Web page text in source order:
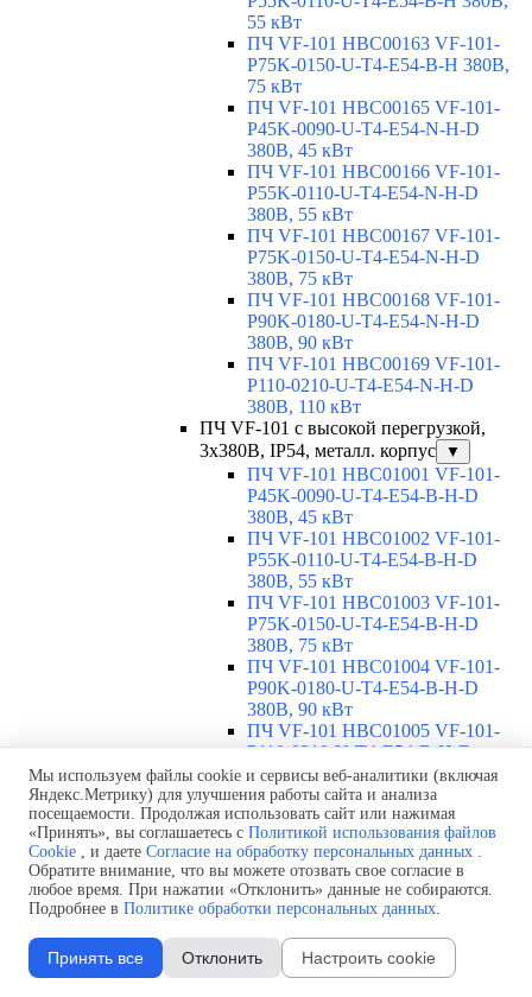
55 кВт
ПЧ VF-101 HBC00163 VF-101-
P75K-0150-U-T4-E54-B-H 380В,
75 кВт
ПЧ VF-101 HBC00165 VF-101-
P45K-0090-U-T4-E54-N-H-D
380В, 45 кВт
ПЧ VF-101 HBC00166 VF-101-
P55K-0110-U-T4-E54-N-H-D
380В, 55 кВт
ПЧ VF-101 HBC00167 VF-101-
P75K-0150-U-T4-E54-N-H-D
380В, 75 кВт
ПЧ VF-101 HBC00168 VF-101-
P90K-0180-U-T4-E54-N-H-D
380В, 90 кВт
ПЧ VF-101 HBC00169 VF-101-
P110-0210-U-T4-E54-N-H-D
380В, 110 кВт
ПЧ VF-101 с высокой перегрузкой,
3х380В, IP54, металл. корпус
▼
ПЧ VF-101 HBC01001 VF-101-
P45K-0090-U-T4-E54-B-H-D
380В, 45 кВт
ПЧ VF-101 HBC01002 VF-101-
P55K-0110-U-T4-E54-B-H-D
380В, 55 кВт
ПЧ VF-101 HBC01003 VF-101-
P75K-0150-U-T4-E54-B-H-D
380В, 75 кВт
ПЧ VF-101 HBC01004 VF-101-
P90K-0180-U-T4-E54-B-H-D
380В, 90 кВт
ПЧ VF-101 HBC01005 VF-101-
P110-0210-U-T4-E54-B-H-D
380В, 110 кВт
ПЧ VF-101 с высокой перегрузкой,
1х220В, IP54 ▼
ПЧ VF-101 HBC00101 VF-101-
PK75-0004-U-S2-E54-B-H 220В,
0,75 кВт
ПЧ VF-101 HBC00102 VF-101-
1,5 кВт
ПЧ VF-101 HBC00103 VF-101-
Мы используем файлы cookie и сервисы веб-аналитики (включая
Яндекс.Метрику) для улучшения работы сайта и анализа
посещаемости. Продолжая использовать сайт или нажимая
«Принять», вы соглашаетесь с Политикой использования файлов
Cookie , и даете Согласие на обработку персональных данных .
Обратите внимание, что вы можете отозвать свое согласие в
любое время. При нажатии «Отклонить» данные не собираются.
Подробнее в Политике обработки персональных данных.
Принять все Отклонить Настроить cookie